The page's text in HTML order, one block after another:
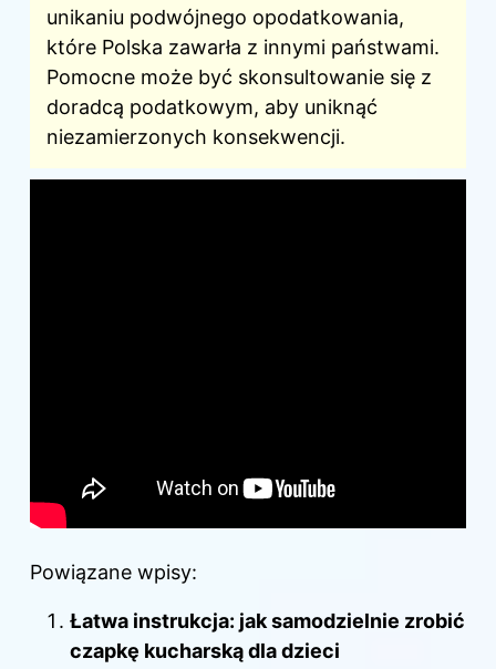
unikaniu podwójnego opodatkowania,
które Polska zawarła z innymi państwami.
Pomocne może być skonsultowanie się z
doradcą podatkowym, aby uniknąć
niezamierzonych konsekwencji.
Powiązane wpisy:
Łatwa instrukcja: jak samodzielnie zrobić
czapkę kucharską dla dzieci